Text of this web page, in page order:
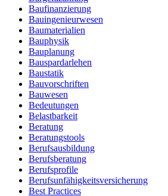
Baufinanzierung
Bauingenieurwesen
Baumaterialien
Bauphysik
Bauplanung
Bauspardarlehen
Baustatik
Bauvorschriften
Bauwesen
Bedeutungen
Belastbarkeit
Beratung
Beratungstools
Berufsausbildung
Berufsberatung
Berufsprofile
Berufsunfähigkeitsversicherung
Best Practices